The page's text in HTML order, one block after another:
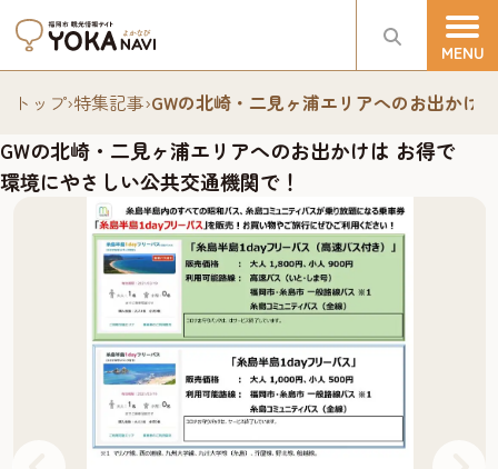
トップ›特集記事›GWの北崎・二見ヶ浦エリアへのお出かけ
GWの北崎・二見ヶ浦エリアへのお出かけは お得で
環境にやさしい公共交通機関で！